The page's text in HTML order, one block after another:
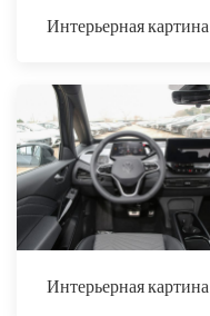
Интерьерная картина
Интерьерная картина